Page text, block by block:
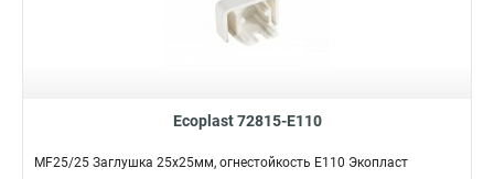
Ecoplast 72815-E110
MF25/25 Заглушка 25х25мм, огнестойкость E110 Экопласт